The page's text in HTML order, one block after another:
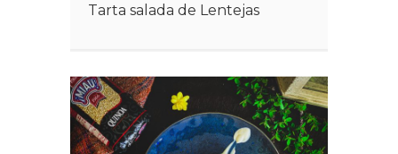
Tarta salada de Lentejas